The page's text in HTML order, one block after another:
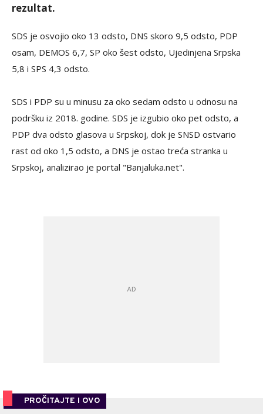
rezultat.
SDS je osvojio oko 13 odsto, DNS skoro 9,5 odsto, PDP
osam, DEMOS 6,7, SP oko šest odsto, Ujedinjena Srpska
5,8 i SPS 4,3 odsto.
SDS i PDP su u minusu za oko sedam odsto u odnosu na
podršku iz 2018. godine. SDS je izgubio oko pet odsto, a
PDP dva odsto glasova u Srpskoj, dok je SNSD ostvario
rast od oko 1,5 odsto, a DNS je ostao treća stranka u
Srpskoj, analizirao je portal "Banjaluka.net".
PROČITAJTE I OVO